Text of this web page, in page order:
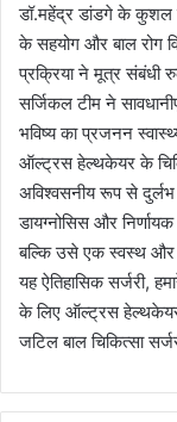
डॉ.महेंद्र डांडगे के कुशल
के सहयोग और बाल रोग
प्रक्रिया ने मूत्र संबंधी
सर्जिकल टीम ने
भविष्य का प्रजनन
ऑल्ट्रस हेल्थकेयर के
अविश्वसनीय रूप से दुर्लभ
डायग्नोसिस और
बल्कि उसे एक स्वस्थ और
यह ऐतिहासिक सर्जरी,
के लिए ऑल्ट्रस
जटिल बाल चिकित्सा